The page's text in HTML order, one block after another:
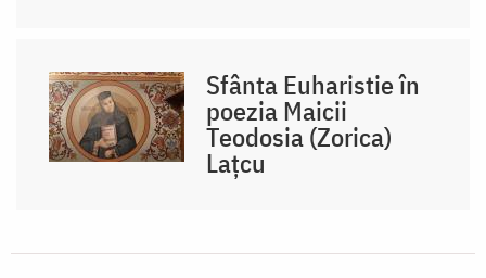
Sfânta Euharistie în
poezia Maicii
Teodosia (Zorica)
Lațcu